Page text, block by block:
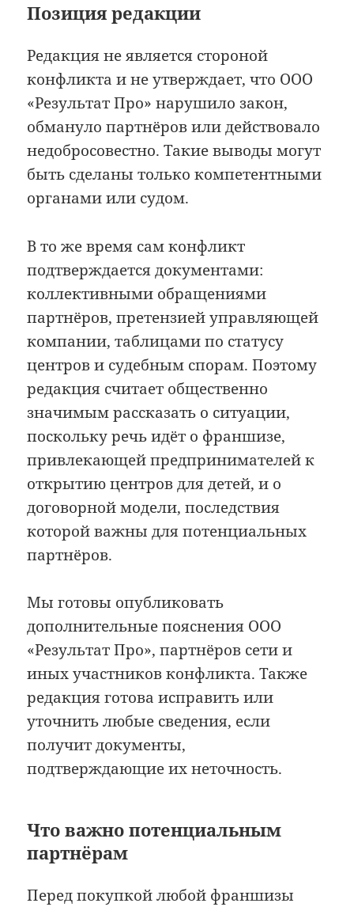
Позиция редакции
Редакция не является стороной
конфликта и не утверждает, что ООО
«Результат Про» нарушило закон,
обмануло партнёров или действовало
недобросовестно. Такие выводы могут
быть сделаны только компетентными
органами или судом.
В то же время сам конфликт
подтверждается документами:
коллективными обращениями
партнёров, претензией управляющей
компании, таблицами по статусу
центров и судебным спорам. Поэтому
редакция считает общественно
значимым рассказать о ситуации,
поскольку речь идёт о франшизе,
привлекающей предпринимателей к
открытию центров для детей, и о
договорной модели, последствия
которой важны для потенциальных
партнёров.
Мы готовы опубликовать
дополнительные пояснения ООО
«Результат Про», партнёров сети и
иных участников конфликта. Также
редакция готова исправить или
уточнить любые сведения, если
получит документы,
подтверждающие их неточность.
Что важно потенциальным
партнёрам
Перед покупкой любой франшизы